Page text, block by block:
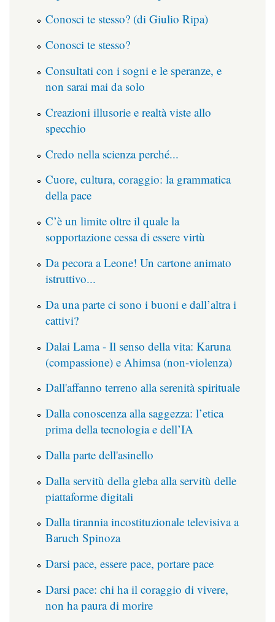
Conosci te stesso? (di Giulio Ripa)
Conosci te stesso?
Consultati con i sogni e le speranze, e
non sarai mai da solo
Creazioni illusorie e realtà viste allo
specchio
Credo nella scienza perché...
Cuore, cultura, coraggio: la grammatica
della pace
C’è un limite oltre il quale la
sopportazione cessa di essere virtù
Da pecora a Leone! Un cartone animato
istruttivo...
Da una parte ci sono i buoni e dall’altra i
cattivi?
Dalai Lama - Il senso della vita: Karuna
(compassione) e Ahimsa (non-violenza)
Dall'affanno terreno alla serenità spirituale
Dalla conoscenza alla saggezza: l’etica
prima della tecnologia e dell’IA
Dalla parte dell'asinello
Dalla servitù della gleba alla servitù delle
piattaforme digitali
Dalla tirannia incostituzionale televisiva a
Baruch Spinoza
Darsi pace, essere pace, portare pace
Darsi pace: chi ha il coraggio di vivere,
non ha paura di morire